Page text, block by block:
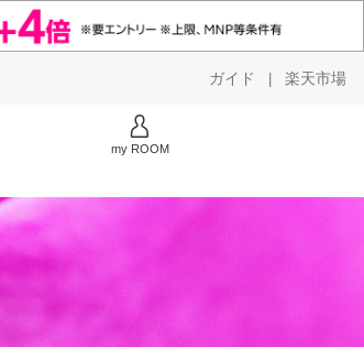
ガイド | 楽天市場
my ROOM